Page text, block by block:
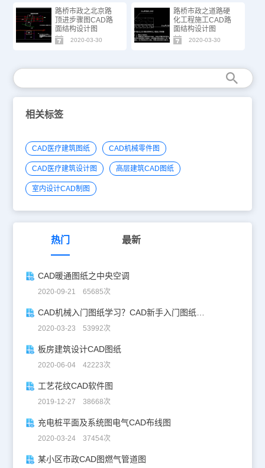
路桥市政之北京路
顶进步骤图CAD路
面结构设计图
2020-03-30
路桥市政之道路硬
化工程施工CAD路
面结构设计图
2020-03-30
相关标签
CAD医疗建筑图纸 CAD机械零件图
CAD医疗建筑设计图 高层建筑CAD图纸
室内设计CAD制图
热门 最新
CAD暖通图纸之中央空调
2020-09-21 65685次
CAD机械入门图纸学习？CAD新手入门图纸练习
2020-03-23 53992次
板房建筑设计CAD图纸
2020-06-04 42223次
工艺花纹CAD软件图
2019-12-27 38668次
充电桩平面及系统图电气CAD布线图
2020-03-24 37454次
某小区市政CAD图燃气管道图